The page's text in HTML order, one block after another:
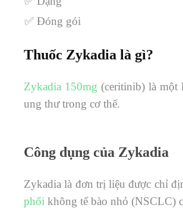
✅ Đóng gói
Thuốc Zykadia là gì?
Zykadia 150mg (ceritinib) là một
ung thư trong cơ thể.
Công dụng của Zykadia
Zykadia là đơn trị liệu được chỉ
phổi không tế bào nhỏ (NSCLC)